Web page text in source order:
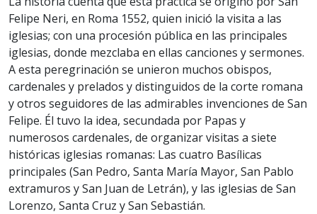
Felipe Neri, en Roma 1552, quien inició la visita a las
iglesias; con una procesión pública en las principales
iglesias, donde mezclaba en ellas canciones y sermones.
A esta peregrinación se unieron muchos obispos,
cardenales y prelados y distinguidos de la corte romana
y otros seguidores de las admirables invenciones de San
Felipe. Él tuvo la idea, secundada por Papas y
numerosos cardenales, de organizar visitas a siete
históricas iglesias romanas: Las cuatro Basílicas
principales (San Pedro, Santa María Mayor, San Pablo
extramuros y San Juan de Letrán), y las iglesias de San
Lorenzo, Santa Cruz y San Sebastián.